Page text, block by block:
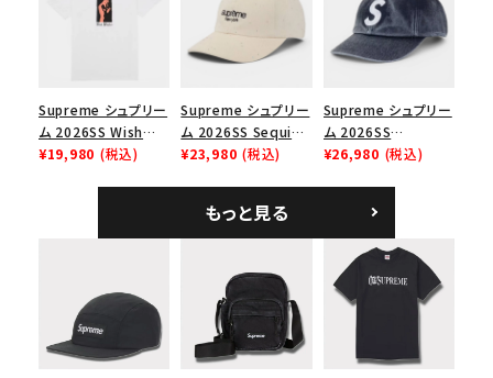
円 ～
円
在庫のない商品を表示する
絞り込んで検索する
ップ ブラック
Supreme シュプリー
ム 2026SS Wish
Tee ウィッシュTシ
¥19,980 (税込)
Supreme シュプリー
ム 2026SS Sequin
Denim Classic
シックロゴ 6パネルキ
ャップ ナチュラル
¥23,980 (税込)
Supreme シュプリー
ム 2026SS
Pigment Coated S
ゴ 6パネル ネイビー
¥26,980 (税込)
もっと見る